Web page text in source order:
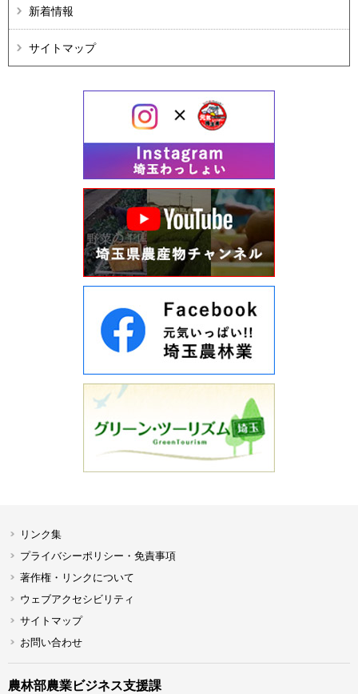
新着情報
サイトマップ
リンク集
プライバシーポリシー・免責事項
著作権・リンクについて
ウェブアクセシビリティ
サイトマップ
お問い合わせ
農林部農業ビジネス支援課